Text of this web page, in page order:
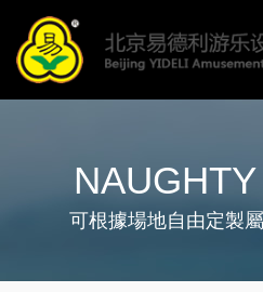
可根據場地自由定製